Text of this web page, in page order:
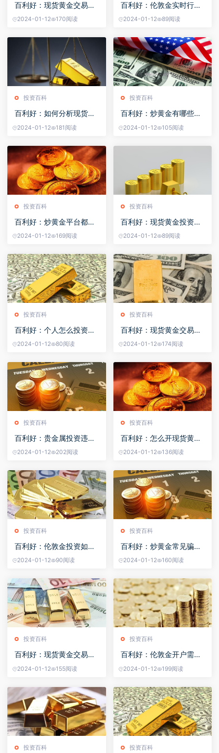
百利好：现货黄金交易买
卖点如何确定
2024-01-12 170阅读
百利好：伦敦金实时行情
在哪里看？
2024-01-12 89阅读
投资百科
百利好：如何分析现货黄
2024-01-12 181阅读
投资百科
百利好：炒黄金有哪些买
2024-01-12 105阅读
投资百科
百利好：炒黄金平台都是
2024-01-12 169阅读
投资百科
百利好：现货黄金投资应
该采取什么样的策略
2024-01-12 89阅读
投资百科
百利好：个人怎么投资黄
2024-01-12 80阅读
投资百科
百利好：现货黄金交易有
2024-01-12 174阅读
投资百科
百利好：贵金属投资违法
吗？
2024-01-12 202阅读
投资百科
百利好：怎么开现货黄金
交易账号？
2024-01-12 136阅读
投资百科
百利好：伦敦金投资如何
避开风险
2024-01-12 90阅读
投资百科
百利好：炒黄金常见骗局
流程图
2024-01-12 160阅读
投资百科
百利好：现货黄金交易卖
2024-01-12 155阅读
投资百科
百利好：伦敦金开户需要
2024-01-12 199阅读
投资百科 投资百科